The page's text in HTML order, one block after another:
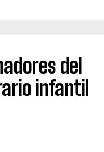
del
infantil